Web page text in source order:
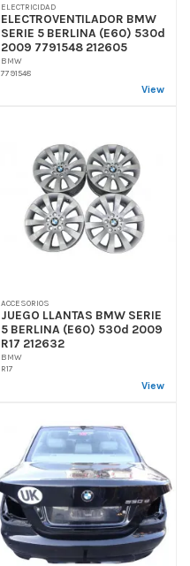
ELECTRICIDAD
ELECTROVENTILADOR BMW
SERIE 5 BERLINA (E60) 530d
2009 7791548 212605
BMW
7791548
View
ACCESORIOS
JUEGO LLANTAS BMW SERIE
5 BERLINA (E60) 530d 2009
R17 212632
BMW
R17
View